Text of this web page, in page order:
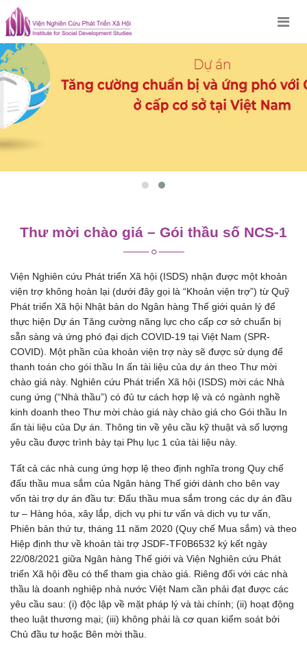
Skip
to
content
Thư mời chào giá – Gói thầu số NCS-1
Viện Nghiên cứu Phát triển Xã hội (ISDS) nhận được một khoản
viện trợ không hoàn lại (dưới đây gọi là “Khoản viện trợ”) từ Quỹ
Phát triển Xã hội Nhật bản do Ngân hàng Thế giới quản lý để
thực hiện Dự án Tăng cường năng lực cho cấp cơ sở chuẩn bị
sẵn sàng và ứng phó đại dịch COVID-19 tại Việt Nam (SPR-
COVID). Một phần của khoản viện trợ này sẽ được sử dụng để
thanh toán cho gói thầu In ấn tài liệu của dự án theo Thư mời
chào giá này. Nghiên cứu Phát triển Xã hội (ISDS) mời các Nhà
cung ứng (“Nhà thầu”) có đủ tư cách hợp lệ và có ngành nghề
kinh doanh theo Thư mời chào giá này chào giá cho Gói thầu In
ấn tài liệu của Dự án. Thông tin về yêu cầu kỹ thuật và số lượng
yêu cầu được trình bày tại Phụ lục 1 của tài liệu này.
Tất cả các nhà cung ứng hợp lệ theo định nghĩa trong Quy chế
đấu thầu mua sắm của Ngân hàng Thế giới dành cho bên vay
vốn tài trợ dự án đầu tư: Đấu thầu mua sắm trong các dự án đầu
tư – Hàng hóa, xây lắp, dịch vụ phi tư vấn và dịch vụ tư vấn,
Phiên bản thứ tư, tháng 11 năm 2020 (Quy chế Mua sắm) và theo
Hiệp định thư về khoản tài trợ JSDF-TF0B6532 ký kết ngày
22/08/2021 giữa Ngân hàng Thế giới và Viện Nghiên cứu Phát
triển Xã hội đều có thể tham gia chào giá. Riêng đối với các nhà
thầu là doanh nghiệp nhà nước Việt Nam cần phải đạt được các
yêu cầu sau: (i) độc lập về mặt pháp lý và tài chính; (ii) hoạt động
theo luật thương mại; (iii) không phải là cơ quan kiểm soát bởi
Chủ đầu tư hoặc Bên mời thầu.